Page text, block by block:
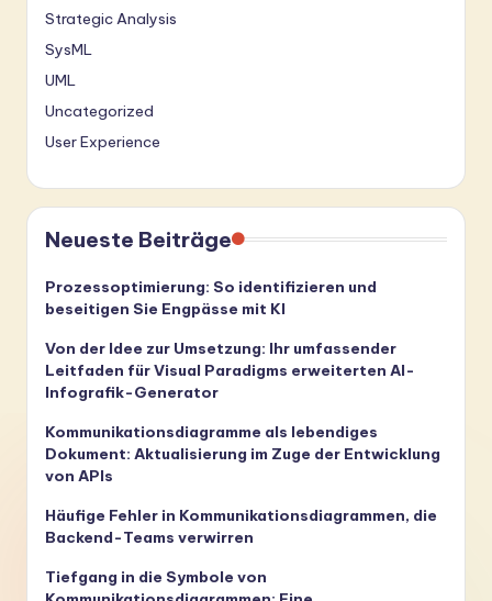
Strategic Analysis
SysML
UML
Uncategorized
User Experience
Neueste Beiträge
Prozessoptimierung: So identifizieren und
beseitigen Sie Engpässe mit KI
Von der Idee zur Umsetzung: Ihr umfassender
Leitfaden für Visual Paradigms erweiterten AI-
Infografik-Generator
Kommunikationsdiagramme als lebendiges
Dokument: Aktualisierung im Zuge der Entwicklung
von APIs
Häufige Fehler in Kommunikationsdiagrammen, die
Backend-Teams verwirren
Tiefgang in die Symbole von